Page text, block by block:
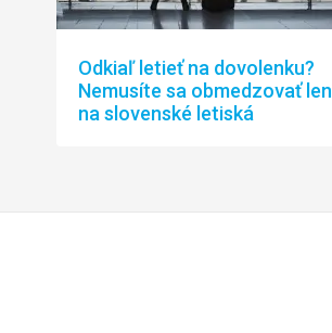
Odkiaľ letieť na dovolenku?
Nemusíte sa obmedzovať len
na slovenské letiská